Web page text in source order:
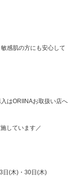
感肌の方にも安心して
はORIINAお取扱い店へ
しています／
日(木)・30日(木)